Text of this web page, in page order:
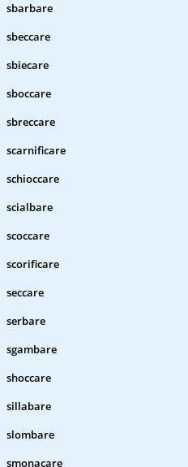
sbarbare
sbeccare
sbiecare
sboccare
sbreccare
scarnificare
schioccare
scialbare
scoccare
scorificare
seccare
serbare
sgambare
shoccare
sillabare
slombare
smonacare